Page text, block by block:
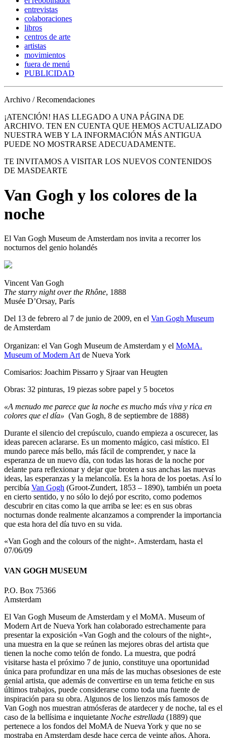
entrevistas
colaboraciones
libros
centros de arte
artistas
movimientos
fuera de menú
PUBLICIDAD
Archivo / Recomendaciones
¡ATENCIÓN! HAS LLEGADO A UNA PÁGINA DE
ARCHIVO. TEN EN CUENTA QUE HEMOS ACTUALIZADO
NUESTRA WEB Y LA INFORMACIÓN MÁS ANTIGUA
PUEDE NO MOSTRARSE ADECUADAMENTE.
TE INVITAMOS A VISITAR LOS NUEVOS CONTENIDOS
DE MASDEARTE
Van Gogh y los colores de la
noche
El Van Gogh Museum de Amsterdam nos invita a recorrer los
nocturnos del genio holandés
Vincent Van Gogh
The starry night over the Rhône, 1888
Musée D’Orsay, París
Del 13 de febrero al 7 de junio de 2009, en el Van Gogh Museum
de Amsterdam
Organizan: el Van Gogh Museum de Amsterdam y el MoMA.
Museum of Modern Artde Nueva York
Comisarios: Joachim Pissarro y Sjraar van Heugten
Obras: 32 pinturas, 19 piezas sobre papel y 5 bocetos
«A menudo me parece que la noche es mucho más viva y rica en
colores que el día» (Van Gogh, 8 de septiembre de 1888)
Durante el silencio del crepúsculo, cuando empieza a oscurecer, las
ideas parecen aclararse. Es un momento mágico, casi místico. El
mundo parece más bello, más fácil de comprender, y nace la
esperanza de un nuevo día, con todas las horas de la noche por
delante para reflexionar y dejar que broten a sus anchas las nuevas
ideas, las esperanzas y la melancolía. Es la hora de los poetas. Así lo
percibía Van Gogh (Groot-Zundert, 1853 – 1890), también un poeta
en cierto sentido, y no sólo lo dejó por escrito, como podemos
descubrir en citas como la que arriba se lee: es en sus obras
nocturnas donde realmente alcanzamos a comprender la importancia
que esta hora del día tuvo en su vida.
«Van Gogh and the colours of the night». Amsterdam, hasta el
07/06/09
VAN GOGH MUSEUM
P.O. Box 75366
Amsterdam
El Van Gogh Museum de Amsterdam y el MoMA. Museum of
Modern Art de Nueva York han colaborado estrechamente para
presentar la exposición «Van Gogh and the colours of the night»,
una muestra en la que se reúnen las mejores obras del artista que
tienen la noche como telón de fondo. La muestra, que podrá
visitarse hasta el próximo 7 de junio, constituye una oportunidad
única para profundizar en una más de las muchas obsesiones de este
genial artista, que además de convertirse en un tema fetiche en sus
últimos trabajos, puede considerarse como toda una fuente de
inspiración para su obra. Algunos de los lienzos más famosos de
Van Gogh nos muestran atmósferas de atardecer y de noche, tal es el
caso de la bellísima e inquietante Noche estrellada (1889) que
pertenece a los fondos del MoMA de Nueva York y que no se
mostraba en Amsterdam desde hace cerca de veinte años. Ahora,